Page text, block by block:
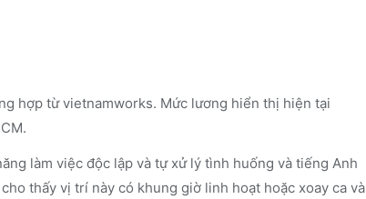
hợp từ vietnamworks. Mức lương hiển thị hiện tại
làm việc độc lập và tự xử lý tình huống và tiếng Anh
thấy vị trí này có khung giờ linh hoạt hoặc xoay ca và